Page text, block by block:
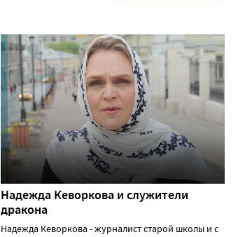
Надежда Кеворкова и служители
дракона
Надежда Кеворкова - журналист старой школы и с